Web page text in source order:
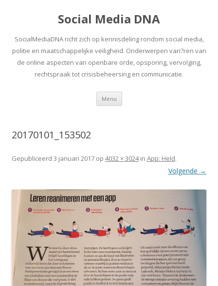
Social Media DNA
SocialMediaDNA richt zich op kennisdeling rondom social media,
politie en maatschappelijke veiligheid. Onderwerpen vari?ren van
de online aspecten van openbare orde, opsporing, vervolging,
rechtspraak tot crisisbeheersing en communicatie.
Menu Spring
inhoud
20170101_153502
Gepubliceerd 3 januari 2017 op 4032 × 3024in App: Held.
Volgende →